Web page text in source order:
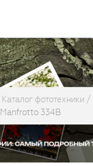
Каталог фототехники
Manfrotto 334B